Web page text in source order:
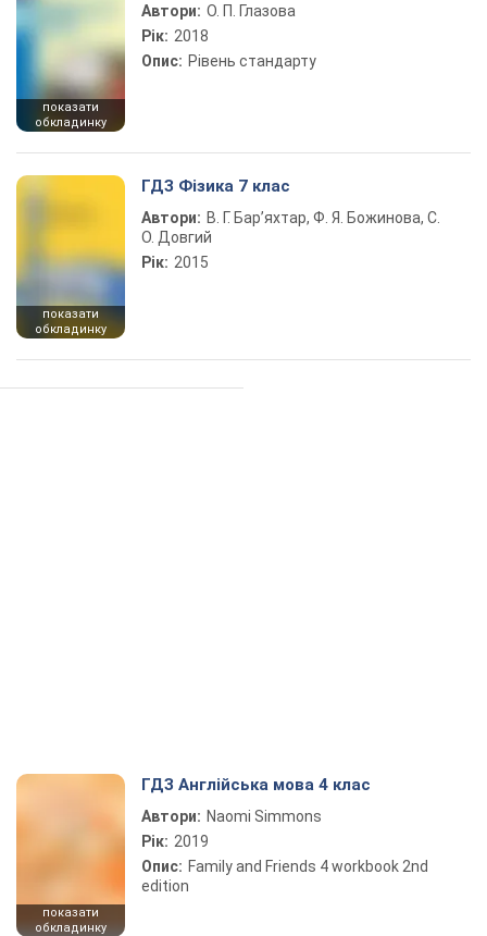
показати
обкладинку
Автори: О. П. Глазова
Рік: 2018
Опис: Рівень стандарту
показати
обкладинку
ГДЗ Фізика 7 клас
Автори: В. Г. Бар’яхтар, Ф. Я. Божинова, С.
О. Довгий
Рік: 2015
показати
обкладинку
ГДЗ Англійська мова 4 клас
Автори: Naomi Simmons
Рік: 2019
Опис: Family and Friends 4 workbook 2nd
edition